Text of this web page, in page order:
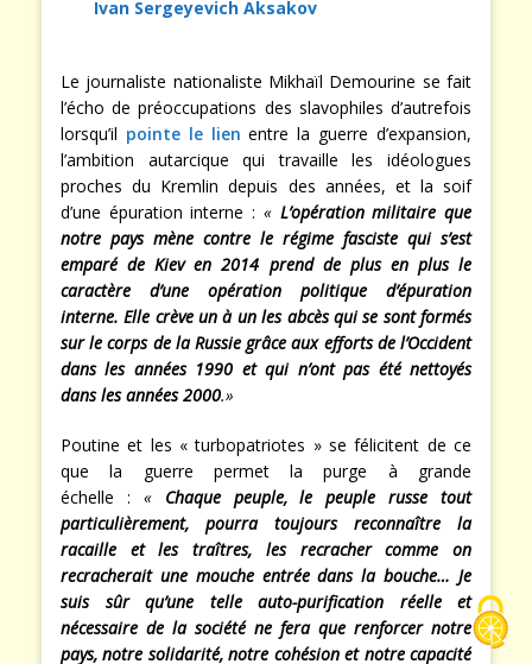
Ivan Sergeyevich Aksakov
Le journaliste nationaliste Mikhaïl Demourine se fait
l’écho de préoccupations des slavophiles d’autrefois
lorsqu’il pointe le lien entre la guerre d’expansion,
l’ambition autarcique qui travaille les idéologues
proches du Kremlin depuis des années, et la soif
d’une épuration interne : « L’opération militaire que
notre pays mène contre le régime fasciste qui s’est
emparé de Kiev en 2014 prend de plus en plus le
caractère d’une opération politique d’épuration
interne. Elle crève un à un les abcès qui se sont formés
sur le corps de la Russie grâce aux efforts de l’Occident
dans les années 1990 et qui n’ont pas été nettoyés
dans les années 2000.»
Poutine et les « turbopatriotes » se félicitent de ce
que la guerre permet la purge à grande
échelle : « Chaque peuple, le peuple russe tout
particulièrement, pourra toujours reconnaître la
racaille et les traîtres, les recracher comme on
recracherait une mouche entrée dans la bouche… Je
suis sûr qu’une telle auto-purification réelle et
nécessaire de la société ne fera que renforcer notre
pays, notre solidarité, notre cohésion et notre capacité